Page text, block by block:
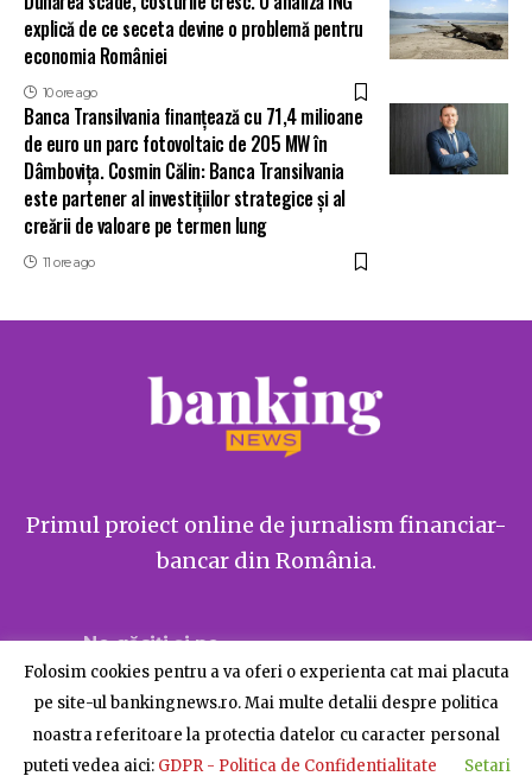
explică de ce seceta devine o problemă pentru
economia României
10 ore ago
Banca Transilvania finanțează cu 71,4 milioane
de euro un parc fotovoltaic de 205 MW în
Dâmbovița. Cosmin Călin: Banca Transilvania
este partener al investițiilor strategice și al
creării de valoare pe termen lung
11 ore ago
Primul proiect online de jurnalism financiar-
bancar din România.
Ne găsiți și pe
Folosim cookies pentru a va oferi o experienta cat mai placuta
pe site-ul bankingnews.ro. Mai multe detalii despre politica
noastra referitoare la protectia datelor cu caracter personal
puteti vedea aici: GDPR - Politica de Confidentialitate Setari